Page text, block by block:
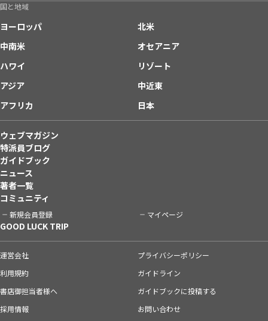
国と地域
ヨーロッパ
北米
中南米
オセアニア
ハワイ
リゾート
アジア
中近東
アフリカ
日本
ウェブマガジン
特派員ブログ
ガイドブック
ニュース
著者一覧
コミュニティ
新規会員登録 マイページ
GOOD LUCK TRIP
運営会社
プライバシーポリシー
利用規約
ガイドライン
書店御担当者様へ
ガイドブックに投稿する
採用情報
お問い合わせ